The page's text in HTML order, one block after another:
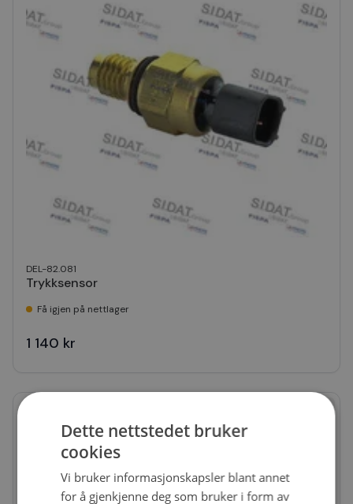
DEL-82.081
Trykksensor
Få igjen på nettlager
1 140 kr
Dette nettstedet bruker
cookies
Vi bruker informasjonskapsler blant annet
for å gjenkjenne deg som bruker i form av